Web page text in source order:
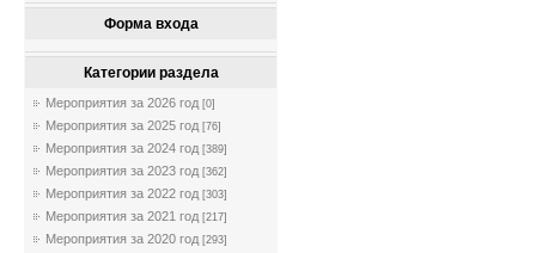
Форма входа
Категории раздела
Мероприятия за 2026 год [0]
Мероприятия за 2025 год [76]
Мероприятия за 2024 год [389]
Мероприятия за 2023 год [362]
Мероприятия за 2022 год [303]
Мероприятия за 2021 год [217]
Мероприятия за 2020 год [293]